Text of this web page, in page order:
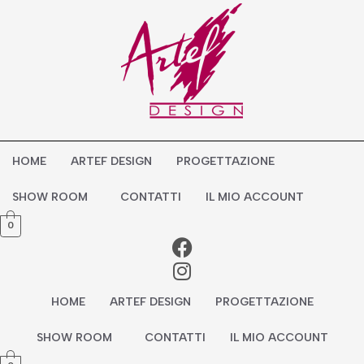
HOME ARTEF DESIGN PROGETTAZIONE
SHOW ROOM CONTATTI IL MIO ACCOUNT
0
HOME ARTEF DESIGN PROGETTAZIONE
SHOW ROOM CONTATTI IL MIO ACCOUNT